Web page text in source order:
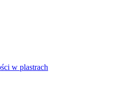
w plastrach